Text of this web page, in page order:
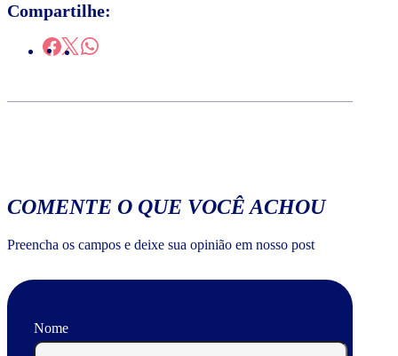
Compartilhe:
COMENTE O QUE VOCÊ ACHOU
Preencha os campos e deixe sua opinião em nosso post
Nome